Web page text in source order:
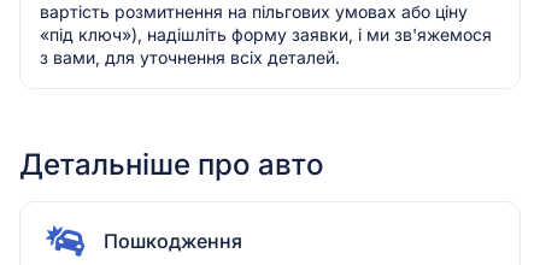
вартість розмитнення на пільгових умовах або ціну
«під ключ»), надішліть форму заявки, і ми зв'яжемося
з вами, для уточнення всіх деталей.
Детальніше про авто
Пошкодження